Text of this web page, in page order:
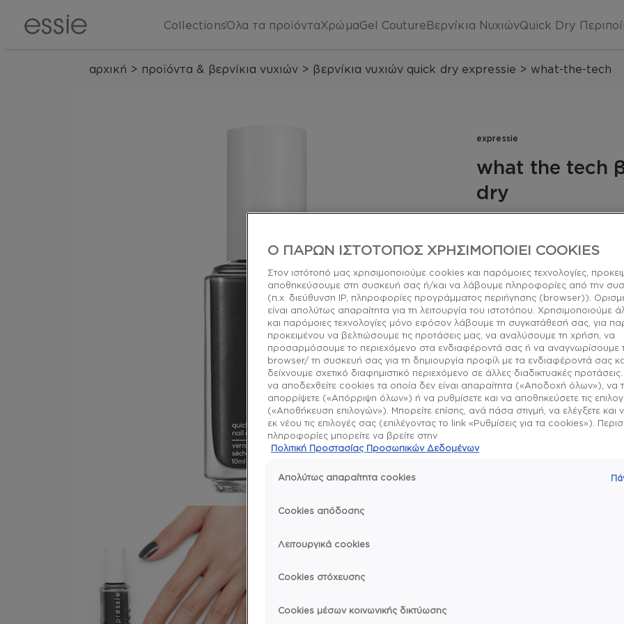
CollectionsΌλα τα προϊόνταΧρώμαGel CoutureΒερνίκια ΝυχιώνQuick Dry
αρχική > προϊόντα & βερνίκια νυχιών > βερνίκια νυχιών quick dry expressie > what-the-tech
expressie
what the tech
dry
«Μαμά, κλείσε το
Θυμήσου τα παλιά με
νυχιών με λεπτές
quick dry
quick dry
Σχετικά με το
Δίνουν χρώμα και
το βερνίκι στεγνώνει
Το πρώτο πινέλο μας
τα δύο χέρια, είτε
Εκφράσου με μια
Τρόπος χρήσης
Σε καθαρή
Με τη γωνία του
expressie
Γύρνα το πινέλο
κάτω με το μη
λεπτό περίπου και
essie is a vegan brand
Ο ΠΑΡΩΝ ΙΣΤΟΤΟΠΟΣ ΧΡΗΣΙΜΟΠΟΙΕΙ COOKIES
Στον ιστότοπό μας χρησιμοποιούμε cookies και παρόμοιες τεχνολογίες,
αποθηκεύσουμε στη συσκευή σας ή/και να λάβουμε πληροφορίες από την
(π.χ. διεύθυνση IP, πληροφορίες προγράμματος περιήγησης (browser)).
είναι απολύτως απαραίτητα για τη λειτουργία του ιστοτόπου. Χρησιμοποιούμε
και παρόμοιες τεχνολογίες μόνο εφόσον λάβουμε τη συγκατάθεσή σας, για
προκειμένου να βελτιώσουμε τις προτάσεις μας, να αναλύσουμε τη χρήση, να
προσαρμόσουμε το περιεχόμενο στα ενδιαφέροντά σας ή να αναγνωρίσουμε
browser/ τη συσκευή σας για τη δημιουργία προφίλ με τα ενδιαφέροντά σας
δείχνουμε σχετικό διαφημιστικό περιεχόμενο σε άλλες διαδικτυακές
να αποδεχθείτε cookies τα οποία δεν είναι απαραίτητα («Αποδοχή όλων»), να
απορρίψετε («Απόρριψη όλων») ή να ρυθμίσετε και να αποθηκεύσετε τις
(«Αποθήκευση επιλογών»). Μπορείτε επίσης, ανά πάσα στιγμή, να ελέγξετε και
εκ νέου τις επιλογές σας (επιλέγοντας το link «Ρυθμίσεις για τα cookies»).
πληροφορίες μπορείτε να βρείτε στην
Πολιτική Προστασίας Προσωπικών Δεδομένων
Απολύτως απαραίτητα cookies
Cookies απόδοσης
Λειτουργικά cookies
Cookies στόχευσης
Cookies μέσων κοινωνικής δικτύωσης